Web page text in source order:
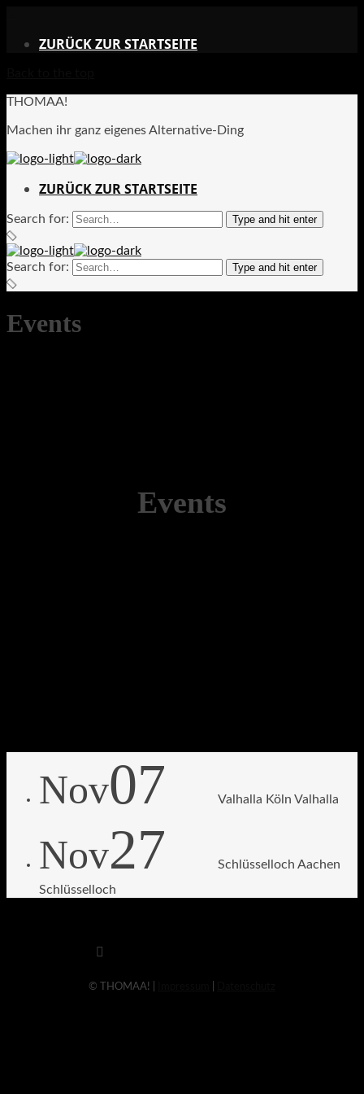
ZURÜCK ZUR STARTSEITE
THOMAA!
Machen ihr ganz eigenes Alternative-Ding
ZURÜCK ZUR STARTSEITE
Search for: Type and hit enter
Search for: Type and hit enter
Events
Events
Nov07 Valhalla Köln Valhalla
Nov27
Schlüsselloch Aachen
Schlüsselloch
© THOMAA! |